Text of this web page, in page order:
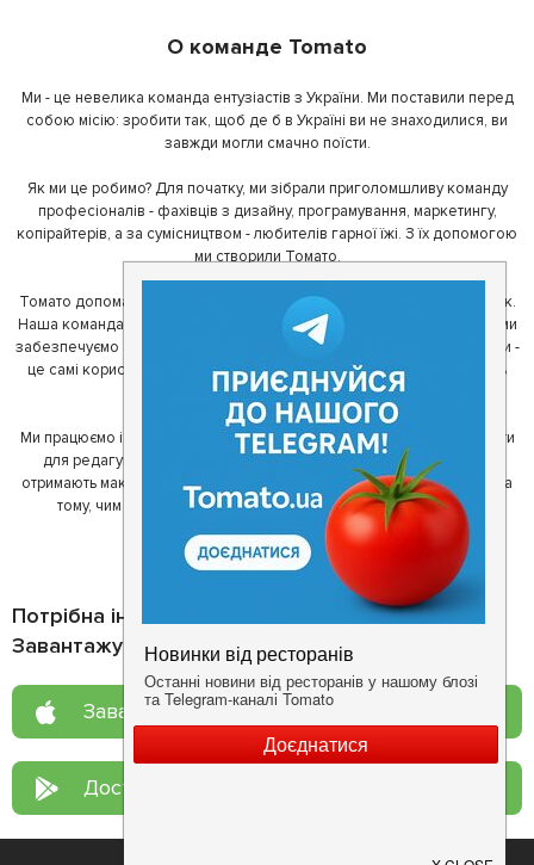
О команде Tomato
Ми - це невелика команда ентузіастів з України. Ми поставили перед
собою місію: зробити так, щоб де б в Україні ви не знаходилися, ви
завжди могли смачно поїсти.
Як ми це робимо? Для початку, ми зібрали приголомшливу команду
професіоналів - фахівців з дизайну, програмування, маркетингу,
копірайтерів, а за сумісництвом - любителів гарної їжі. З їх допомогою
ми створили Томато.
Томато допомагає своїм користувачам знайти цікаві місця неподалік.
Наша команда регулярно зв'язується з ресторанами - таким чином ми
забезпечуємо актуальність інформації. Друга частина нашої команди -
це самі користувачі, які діляться своїми враженнями і допомагають
один одному у виборі кращих місць.
Ми працюємо і з ресторанами. Для них ми надаємо зручні інструменти
для редагування інформації про себе - в результаті відвідувачі
отримають максимум інформації, а ресторан зможе зосередитися на
тому, чим він любить займатися більше всього - смачній їжі.
Потрібна інформація про заклад?
Завантажуйте додаток!
Завантажте у App Store
Доступно у